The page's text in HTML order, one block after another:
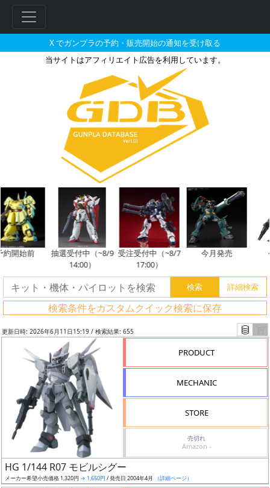
X でガンプラの予約・販売開始の通知を受け取る
当サイトはアフィリエイト広告を利用しています。
HG 1/144 R07 モビルシグーとそ
始前
抽選受付中（~8/9
14:00）
受注受付中（~8/7
17:00）
今月発売 今
検索条件をカスタムクイック検索に保存
フ
リ
更新日時: 2026年6月11日15:19 / 検索結果: 655
PRODUCT
MECHANIC
STORE
売切れ
Amazon -
HG 1/144 R07 モビルシグー
メーカー希望小売価格 1,320円 → 1,650円 / 発売日 2004年4月 （詳細ページ）